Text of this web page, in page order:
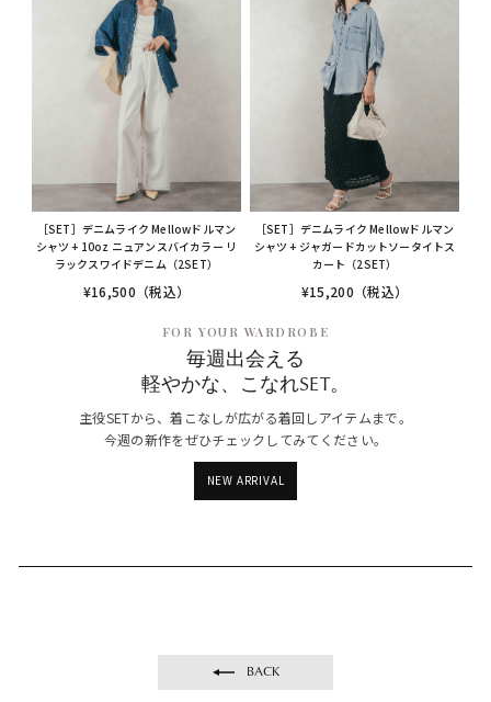
［SET］デニムライク Mellowドルマン
シャツ + 10oz ニュアンスバイカラー リ
ラックスワイドデニム（2SET）
¥16,500（税込）
［SET］デニムライク Mellowドルマン
シャツ + ジャガードカットソータイトス
カート（2SET）
¥15,200（税込）
FOR YOUR WARDROBE
毎週出会える
軽やかな、こなれSET。
主役SETから、着こなしが広がる着回しアイテムまで。
今週の新作をぜひチェックしてみてください。
NEW ARRIVAL
BACK